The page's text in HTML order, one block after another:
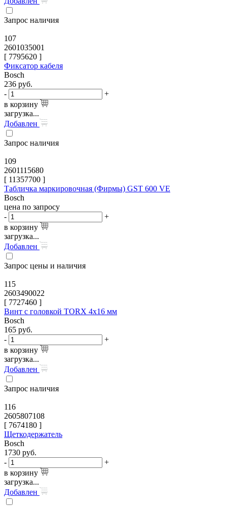
Запрос наличия
107
2601035001
[ 7795620 ]
Фиксатор кабеля
Bosch
236 руб.
-
+
в корзину
загрузка...
Добавлен
Запрос наличия
109
2601115680
[ 11357700 ]
Табличка маркировочная (Фирмы) GST 600 VE
Bosch
цена по запросу
-
+
в корзину
загрузка...
Добавлен
Запрос цены и наличия
115
2603490022
[ 7727460 ]
Винт с головкой TORX 4x16 мм
Bosch
165 руб.
-
+
в корзину
загрузка...
Добавлен
Запрос наличия
116
2605807108
[ 7674180 ]
Щеткодержатель
Bosch
1730 руб.
-
+
в корзину
загрузка...
Добавлен